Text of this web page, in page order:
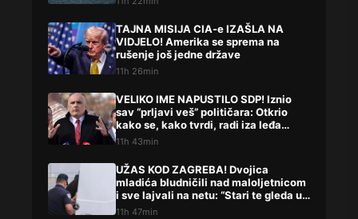
TAJNA MISIJA CIA-e IZAŠLA NA
VIDJELO! Amerika se sprema na
rušenje još jedne države
11h 26min
VELIKO IME NAPUSTILO SDP! Iznio
sav “prljavi veš” političara: Otkrio
kako se, kako tvrdi, radi iza leđa
građana
11h 43min
UŽAS KOD ZAGREBA! Dvojica
mladića bludničili nad maloljetnicom
i sve lajvali na netu: “Stari te gleda u
lajvu”
11h 47min